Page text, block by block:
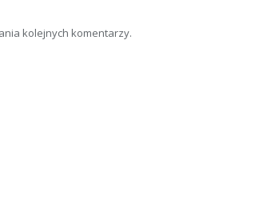
kolejnych komentarzy.